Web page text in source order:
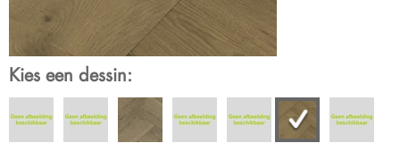
Kies een dessin: